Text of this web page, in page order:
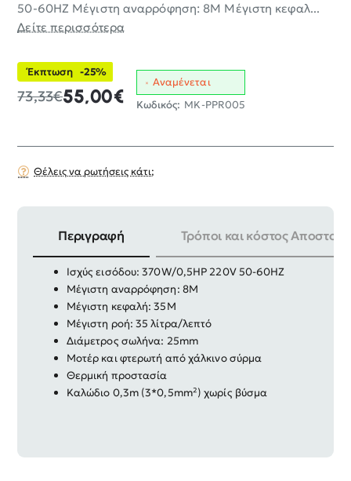
50-60HZ Μέγιστη αναρρόφηση: 8M Μέγιστη κεφαλ...
Δείτε περισσότερα
Έκπτωση -25%
55,00€
73,33€
Αναμένεται
Κωδικός: MK-PPR005
Θέλεις να ρωτήσεις κάτι;
Περιγραφή Τρόποι και κόστος
Αντλία μετάγγισης
Ισχύς εισόδου: 370W/0,5HP 220V 50-60HZ
Μέγιστη αναρρόφηση: 8M
Μέγιστη κεφαλή: 35M
Μέγιστη ροή: 35 λίτρα/λεπτό
Διάμετρος σωλήνα: 25mm
Μοτέρ και φτερωτή από χάλκινο σύρμα
Θερμική προστασία
Καλώδιο 0,3m (3*0,5mm²) χωρίς βύσμα